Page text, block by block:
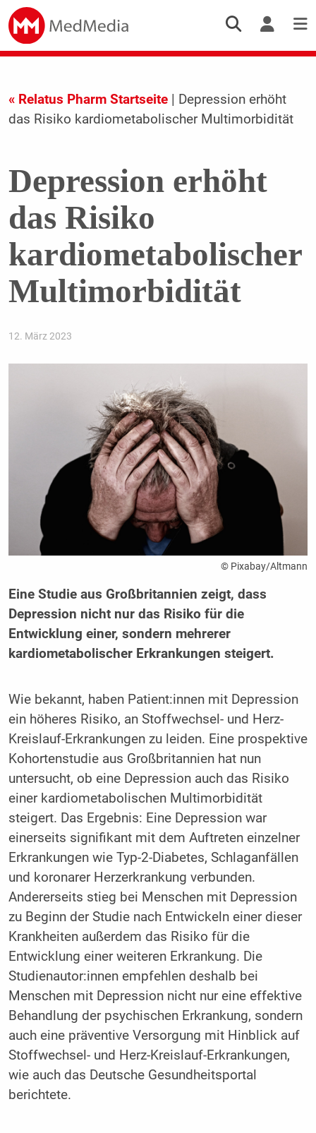
« Relatus Pharm Startseite| Depression erhöht
das Risiko kardiometabolischer Multimorbidität
Depression erhöht
das Risiko
kardiometabolischer
Multimorbidität
12. März 2023
© Pixabay/Altmann
Eine Studie aus Großbritannien zeigt, dass
Depression nicht nur das Risiko für die
Entwicklung einer, sondern mehrerer
kardiometabolischer Erkrankungen steigert.
Wie bekannt, haben Patient:innen mit Depression
ein höheres Risiko, an Stoffwechsel- und Herz-
Kreislauf-Erkrankungen zu leiden. Eine prospektive
Kohortenstudie aus Großbritannien hat nun
untersucht, ob eine Depression auch das Risiko
einer kardiometabolischen Multimorbidität
steigert. Das Ergebnis: Eine Depression war
einerseits signifikant mit dem Auftreten einzelner
Erkrankungen wie Typ-2-Diabetes, Schlaganfällen
und koronarer Herzerkrankung verbunden.
Andererseits stieg bei Menschen mit Depression
zu Beginn der Studie nach Entwickeln einer dieser
Krankheiten außerdem das Risiko für die
Entwicklung einer weiteren Erkrankung. Die
Studienautor:innen empfehlen deshalb bei
Menschen mit Depression nicht nur eine effektive
Behandlung der psychischen Erkrankung, sondern
auch eine präventive Versorgung mit Hinblick auf
Stoffwechsel- und Herz-Kreislauf-Erkrankungen,
wie auch das Deutsche Gesundheitsportal
berichtete.